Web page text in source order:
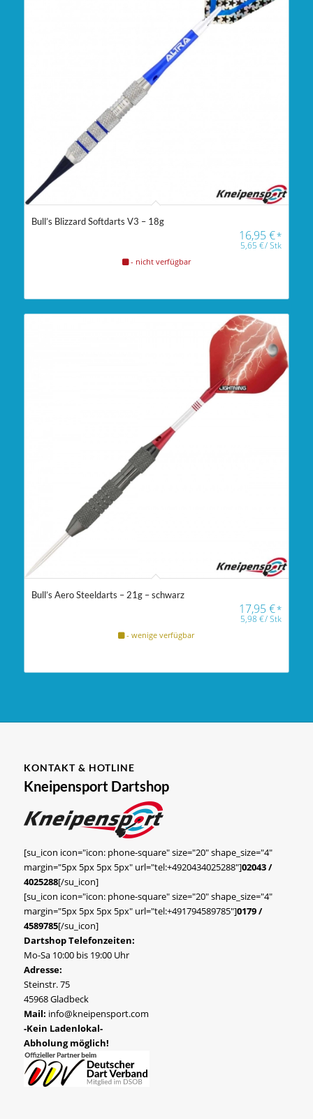
Bull’s Blizzard Softdarts V3 – 18g
16,95€*
5,65€/Stk
- nicht verfügbar
Bull’s Aero Steeldarts – 21g – schwarz
17,95€*
5,98€/Stk
- wenige verfügbar
KONTAKT & HOTLINE
Kneipensport Dartshop
[su_icon icon="icon: phone-square" size="20" shape_size="4"
margin="5px 5px 5px 5px" url="tel:+4920434025288"]02043 /
4025288[/su_icon]
[su_icon icon="icon: phone-square" size="20" shape_size="4"
margin="5px 5px 5px 5px" url="tel:+491794589785"]0179 /
4589785[/su_icon]
Dartshop Telefonzeiten:
Mo-Sa 10:00 bis 19:00 Uhr
Adresse:
Steinstr. 75
45968 Gladbeck
Mail: info@kneipensport.com
-Kein Ladenlokal-
Abholung möglich!